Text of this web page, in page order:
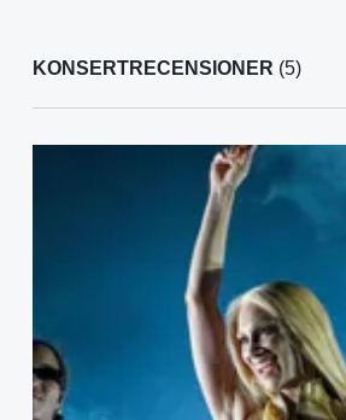
KONSERTRECENSIONER (5)